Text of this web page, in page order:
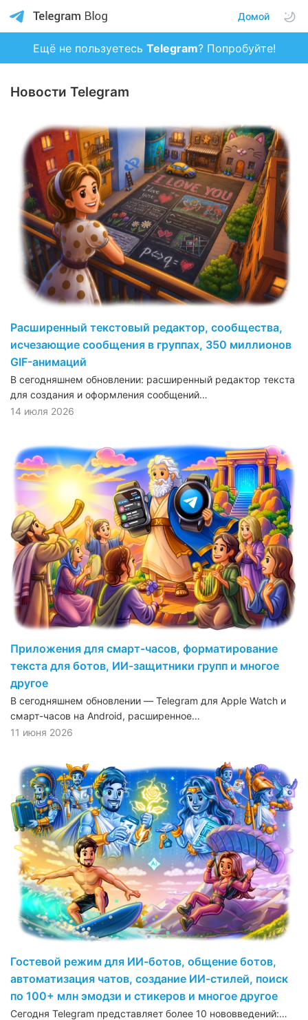
Домой
Ещё не пользуетесь Telegram? Попробуйте!
Новости Telegram
Расширенный текстовый редактор, сообщества,
исчезающие сообщения в группах, 350 миллионов
GIF-анимаций
В сегодняшнем обновлении: расширенный редактор текста
для создания и оформления сообщений…
14 июля 2026
Приложения для смарт-часов, форматирование
текста для ботов, ИИ-защитники групп и многое
другое
В сегодняшнем обновлении — Telegram для Apple Watch и
смарт-часов на Android, расширенное…
11 июня 2026
Гостевой режим для ИИ-ботов, общение ботов,
автоматизация чатов, создание ИИ-стилей, поиск
по 100+ млн эмодзи и стикеров и многое другое
Сегодня Telegram представляет более 10 нововведений:…